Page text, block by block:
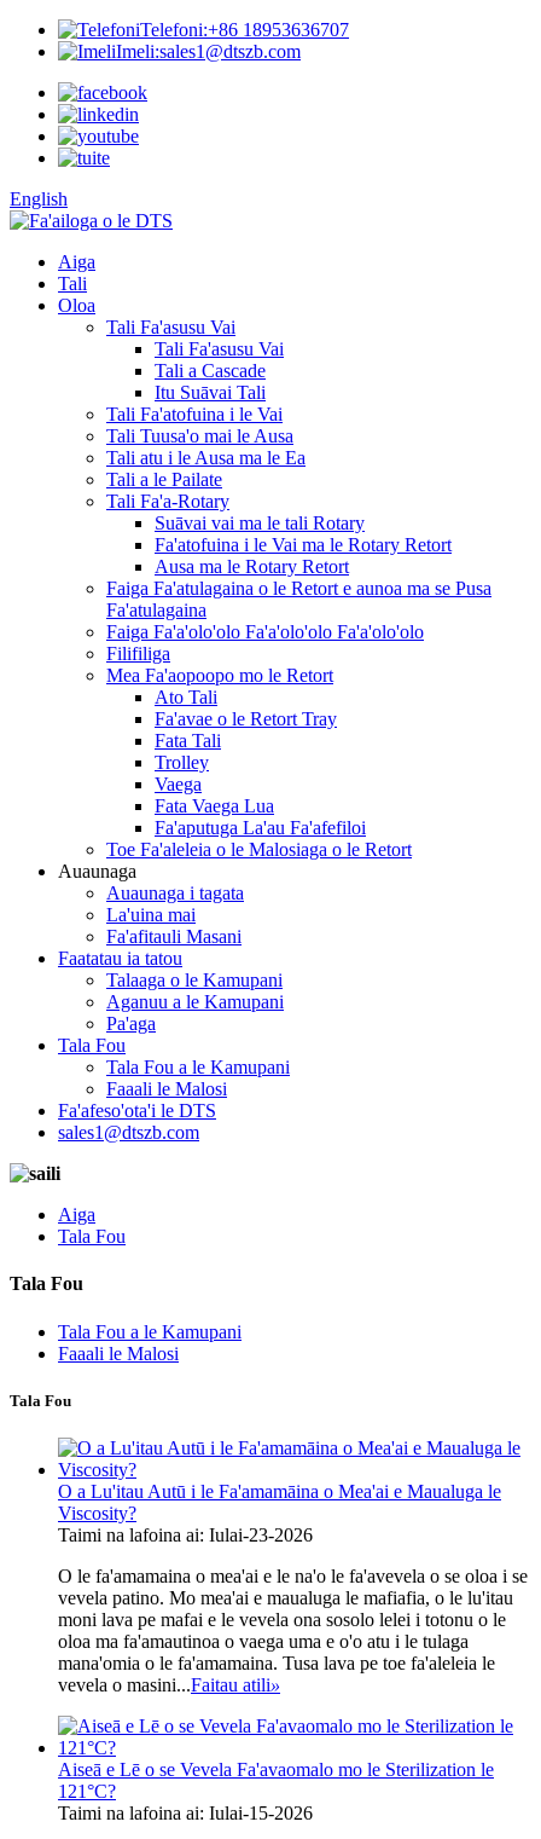
Telefoni:+86 18953636707
Imeli:sales1@dtszb.com
English
Aiga
Tali
Oloa
Tali Fa'asusu Vai
Tali Fa'asusu Vai
Tali a Cascade
Itu Suāvai Tali
Tali Fa'atofuina i le Vai
Tali Tuusa'o mai le Ausa
Tali atu i le Ausa ma le Ea
Tali a le Pailate
Tali Fa'a-Rotary
Suāvai vai ma le tali Rotary
Fa'atofuina i le Vai ma le Rotary Retort
Ausa ma le Rotary Retort
Faiga Fa'atulagaina o le Retort e aunoa ma se Pusa
Fa'atulagaina
Faiga Fa'a'olo'olo Fa'a'olo'olo Fa'a'olo'olo
Filifiliga
Mea Fa'aopoopo mo le Retort
Ato Tali
Fa'avae o le Retort Tray
Fata Tali
Trolley
Vaega
Fata Vaega Lua
Fa'aputuga La'au Fa'afefiloi
Toe Fa'aleleia o le Malosiaga o le Retort
Auaunaga
Auaunaga i tagata
La'uina mai
Fa'afitauli Masani
Faatatau ia tatou
Talaaga o le Kamupani
Aganuu a le Kamupani
Pa'aga
Tala Fou
Tala Fou a le Kamupani
Faaali le Malosi
Fa'afeso'ota'i le DTS
sales1@dtszb.com
Aiga
Tala Fou
Tala Fou
Tala Fou a le Kamupani
Faaali le Malosi
Tala Fou
O a Lu'itau Autū i le Fa'amamāina o Mea'ai e Maualuga le
Viscosity?
Taimi na lafoina ai: Iulai-23-2026
O le fa'amamaina o mea'ai e le na'o le fa'avevela o se oloa i se
vevela patino. Mo mea'ai e maualuga le mafiafia, o le lu'itau
moni lava pe mafai e le vevela ona sosolo lelei i totonu o le
oloa ma fa'amautinoa o vaega uma e o'o atu i le tulaga
mana'omia o le fa'amamaina. Tusa lava pe toe fa'aleleia le
vevela o masini...Faitau atili»
Aiseā e Lē o se Vevela Fa'avaomalo mo le Sterilization le
121°C?
Taimi na lafoina ai: Iulai-15-2026